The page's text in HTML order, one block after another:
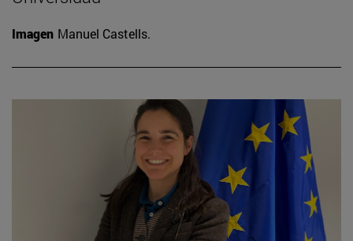
Imagen Manuel Castells.